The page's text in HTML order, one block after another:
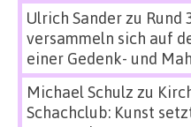
Ulrich Sanderzu Rund
versammeln sich auf
einer Gedenk- und
Michael Schulz zu
Schachclub: Kunst